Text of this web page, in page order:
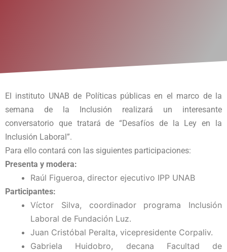
El instituto UNAB de Políticas públicas en el marco de la
semana de la Inclusión realizará un interesante
conversatorio que tratará de “Desafíos de la Ley en la
Inclusión Laboral”.
Para ello contará con las siguientes participaciones:
Presenta y modera:
Raúl Figueroa, director ejecutivo IPP UNAB
Participantes:
Víctor Silva, coordinador programa Inclusión
Laboral de Fundación Luz.
Juan Cristóbal Peralta, vicepresidente Corpaliv.
Gabriela Huidobro, decana Facultad de